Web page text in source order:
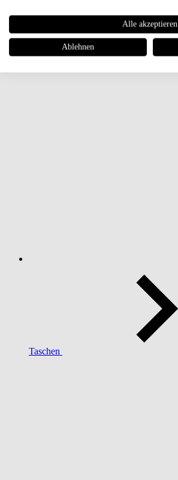
Taschen
Alle akzeptieren
Ablehnen